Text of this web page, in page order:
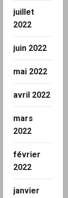
juillet
2022
juin 2022
mai 2022
avril 2022
mars
2022
février
2022
janvier